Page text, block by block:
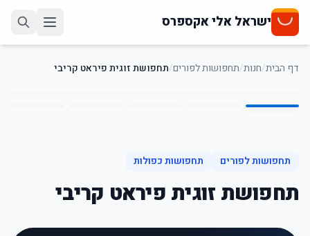
ישראל אלי אקספרס
דף הבית/חנות/תחפושות לפורים/תחפושת זוגית פיראט קריבי
1
/
5
תחפושות לפורים תחפושות כפולות
תחפושת זוגית פיראט קריבי